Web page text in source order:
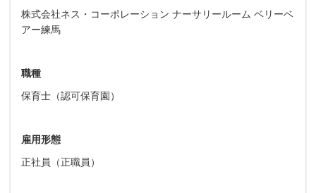
株式会社ネス・コーポレーション ナーサリールーム ベリーベ
アー練馬
職種
保育士（認可保育園）
雇用形態
正社員（正職員）